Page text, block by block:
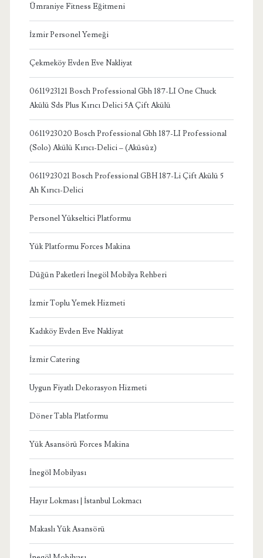
Ümraniye Fitness Eğitmeni
İzmir Personel Yemeği
Çekmeköy Evden Eve Nakliyat
0611923121 Bosch Professional Gbh 187-LI One Chuck
Akülü Sds Plus Kırıcı Delici 5A Çift Akülü
0611923020 Bosch Professional Gbh 187-LI Professional
(Solo) Akülü Kırıcı-Delici – (Aküsüz)
0611923021 Bosch Professional GBH 187-Li Çift Akülü 5
Ah Kırıcı-Delici
Personel Yükseltici Platformu
Yük Platformu Forces Makina
Düğün Paketleri İnegöl Mobilya Rehberi
İzmir Toplu Yemek Hizmeti
Kadıköy Evden Eve Nakliyat
İzmir Catering
Uygun Fiyatlı Dekorasyon Hizmeti
Döner Tabla Platformu
Yük Asansörü Forces Makina
İnegöl Mobilyası
Hayır Lokması | İstanbul Lokmacı
Makaslı Yük Asansörü